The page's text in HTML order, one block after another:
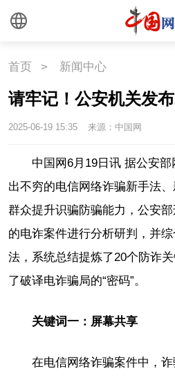
首页 > 新闻中心
请牢记！公安机关发
2025-06-19 15:35 来源：中国网
中国网6月19日讯 据公安
出不穷的电信网络诈骗新手法
群众提升识骗防骗能力，公安
的电诈案件进行分析研判，并
法，系统总结提炼了20个防诈
了破译电诈骗局的“密码”。
关键词一：屏幕共享
在电信网络诈骗案件中，